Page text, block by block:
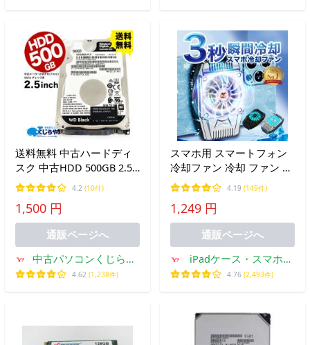
送料無料 中古ハードディ
スク 中古HDD 500GB 2.5
インチ 7mm 中古ノートパ
ソコン用 SATA HDD ハー
ドディスク 【中古パソコ
ンパーツ PCパーツ】
4.2 (10件)
1,500 円
通販ページへ
中古パソコンくじらや-
Yahoo!ショッピング店
4.62 (1,238件)
スマホ用 スマートフォン
冷却ファン 冷却 ファン ス
マホクーラー 携帯電話 発
熱対策 熱対策 バッテリー
内蔵 iPhone Android 爆買
4.19 (149件)
1,249 円
通販ページへ
iPadケース・スマホ用
品の方丈ストア
4.76 (2,493件)